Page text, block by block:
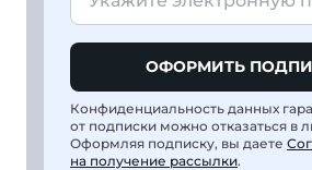
ОФОРМИТЬ
Конфиденциальность данных
от подписки можно отказаться в
Оформляя подписку, вы даете
на получение рассылки.